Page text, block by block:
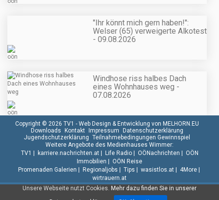
"Ihr könnt mich gern haben!":
Welser (65) verweigerte Alkotest
- 09.08.2026
Windhose riss halbes Dach
eines Wohnhauses weg -
07.08.2026
Unsere Webseite nutzt Cookies. Mehr dazu finden Sie in unserer
Copyright © 2026 TV1 - Web Design & Entwicklung von MELHORN.EU
Downloads
Kontakt Impressum
Datenschutzerklärung
Jugendschutzerklärung Teilnahmebedingungen Gewinnspiel
Weitere Angebote des Medienhauses Wimmer:
TV1
karriere.nachrichten.at| Life Radio| OÖNachrichten
OÖN
Immobilien
OÖN Reise
Promenaden Galerien
Regionaljobs Tips wasistlos.at| 4More|
wirtrauern.at